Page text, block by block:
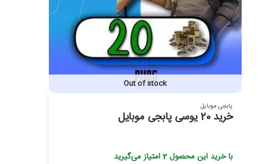
Out of stock
پابجی موبایل
خرید 20 یوسی پابجی موبایل
با خرید این محصول2امتیاز می‌گیرید